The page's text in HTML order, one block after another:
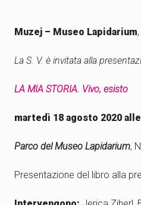
Muzej – Museo Lapidarium
La S. V. è invitata alla
LA MIA STORIA. Vivo, esisto
martedì 18 agosto 2020
Parco del Museo Lapidarium,
Presentazione del libro alla